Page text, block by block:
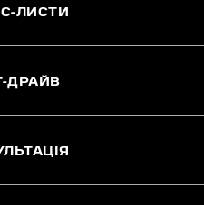
ЛИСТИ
ДРАЙВ